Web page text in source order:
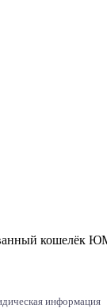
кошелёк
информация